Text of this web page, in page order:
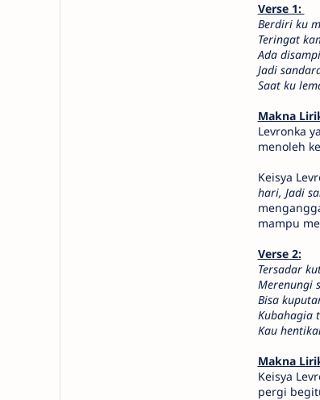
Verse 1:
Berdiri ku
Teringat
Ada
Jadi
Saat ku
Makna
Levronka
menoleh
Keisya
hari, Jadi
mampu
Verse 2:
Tersadar
Merenungi
Bisa
Kubahagia
Kau
Makna
Keisya
pergi